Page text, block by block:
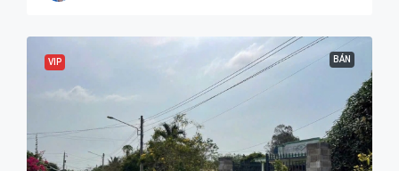
VIP BÁN